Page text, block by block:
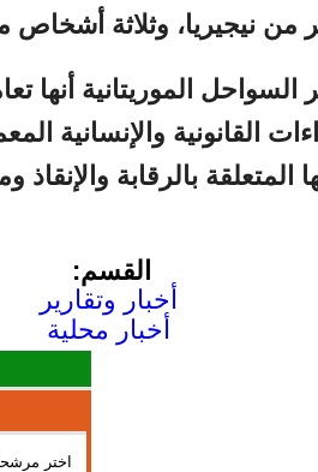
من نيجيريا، وثلاثة
الموريتانية أنها
القانونية والإنسانية
المتعلقة بالرقابة والإنقاذ
القسم:
أخبار وتقارير
أخبار محلية
اختر مرشحك